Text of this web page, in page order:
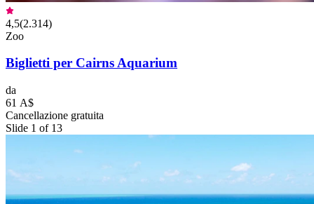
4,5(2.314)
Zoo
Biglietti per Cairns Aquarium
da
61 A$
Cancellazione gratuita
Slide 1 of 13